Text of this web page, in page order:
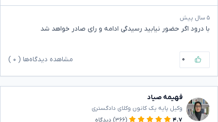
۵ سال پیش
با درود اگر حضور نیابید رسیدگی ادامه و رای صادر خواهد شد
۰ مشاهده دیدگاه‌ها ( ۰
فهیمه صیاد
وکیل پایه یک کانون وکلای دادگستری
۴.۷
(۳۶۶) دیدگاه